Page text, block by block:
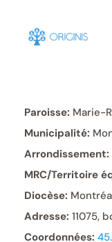
Skip
Paroisse: Marie-
Municipalité:
Arrondissement:
MRC/Territoire
Diocèse:
Adresse: 11075,
Coordonnées: